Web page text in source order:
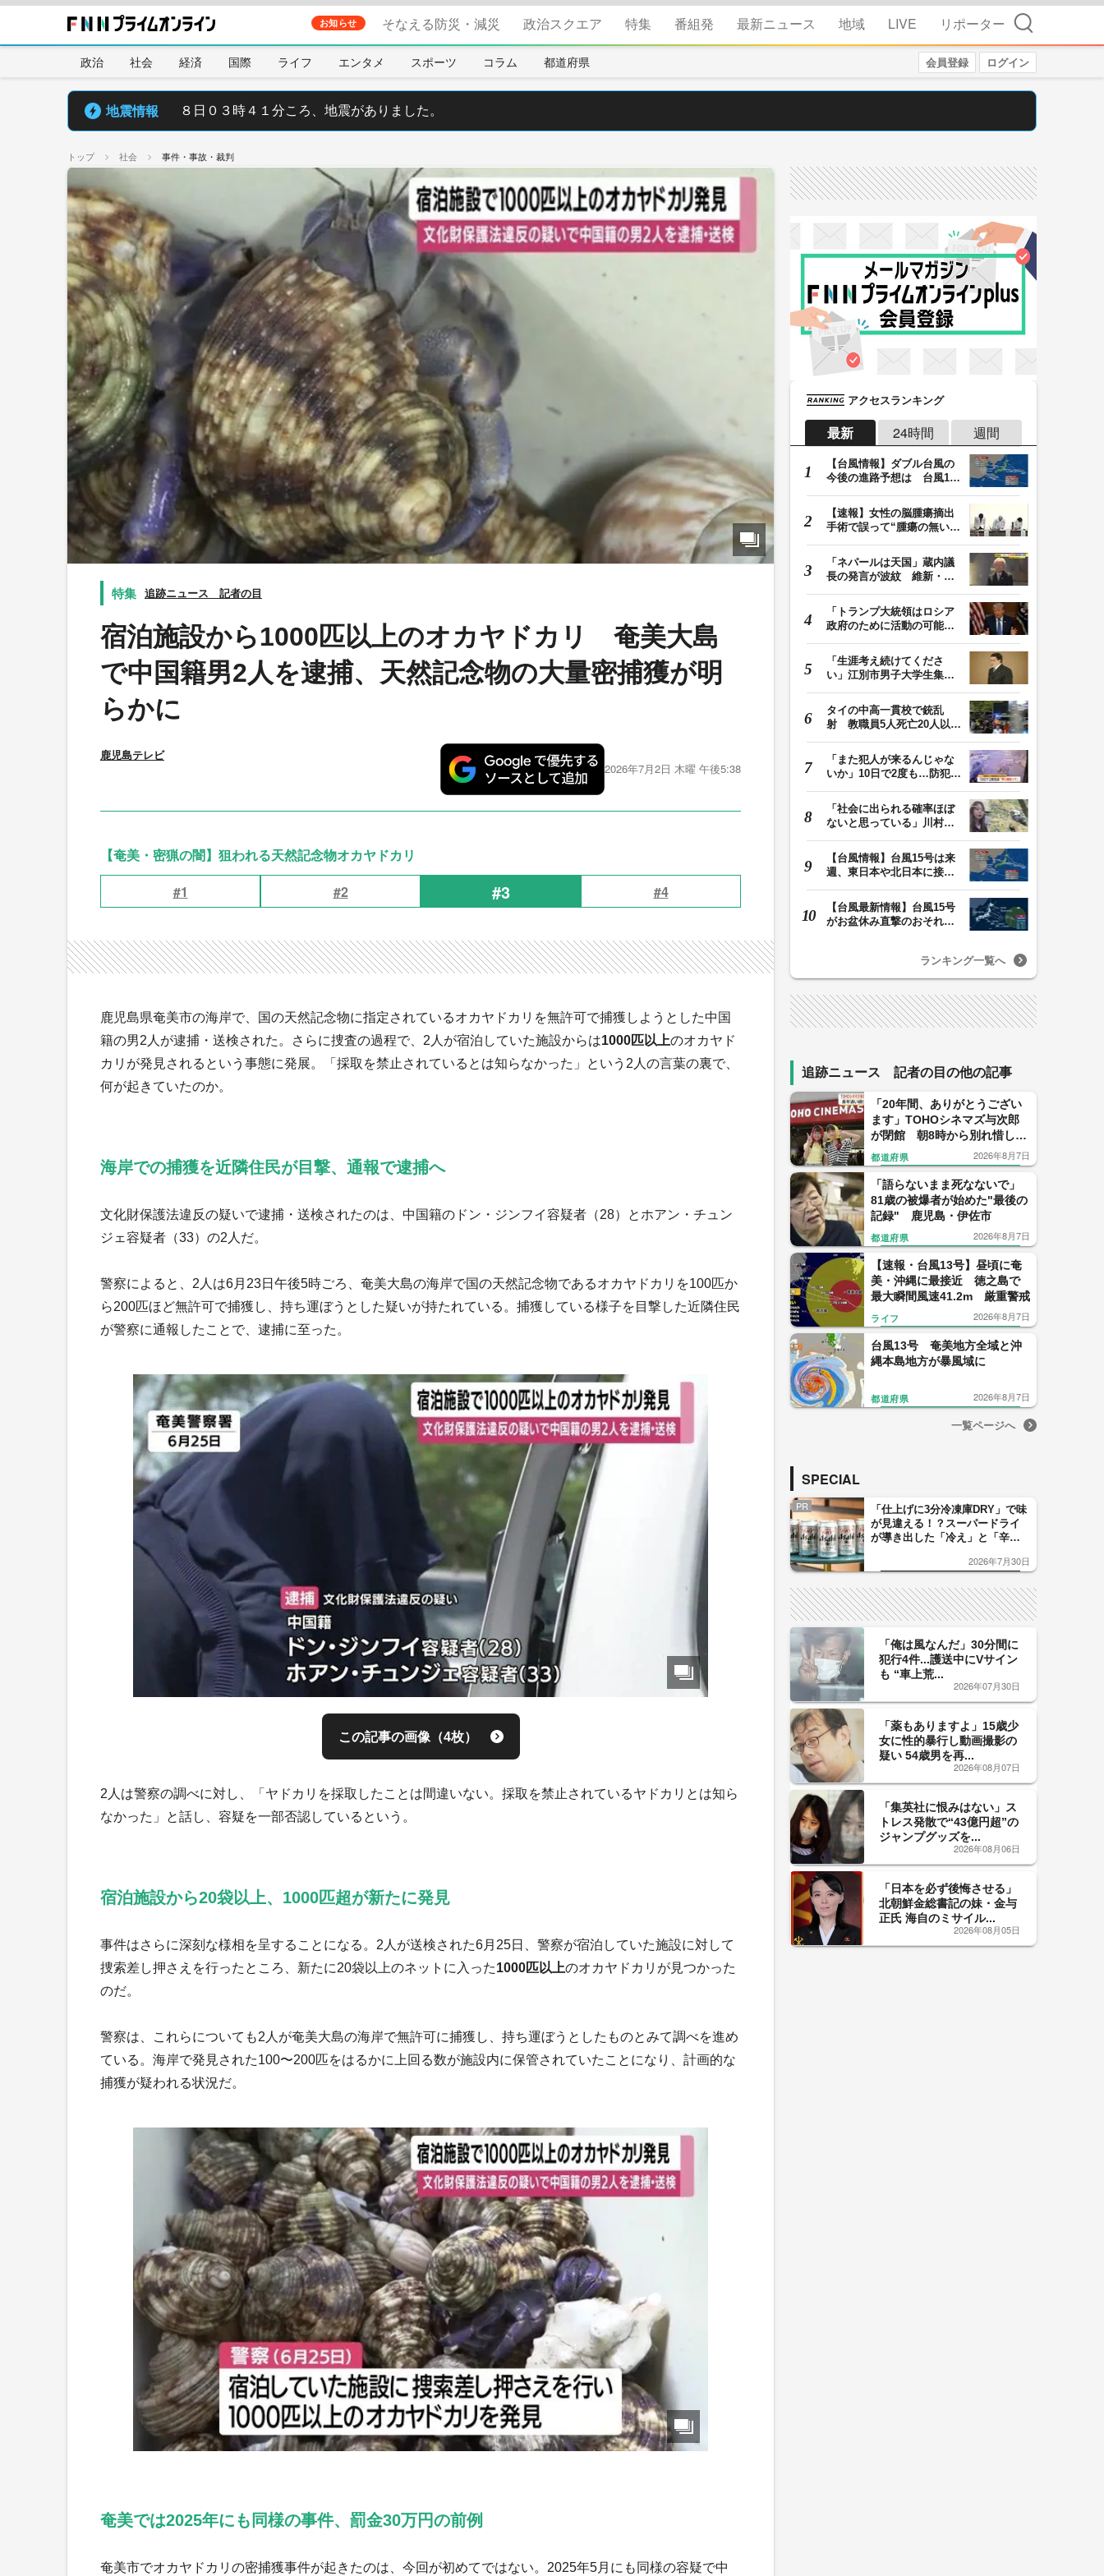
お知らせ そなえる防災・減災 政治スクエア 特集 番組発 最新ニュース 地域 LIVE リポーター 検索
政治 社会 経済 国際 ライフ エンタメ スポーツ コラム 都道府県 会員登録 ログイン
地震情報 ８日０３時４１分ころ、地震がありました。
トップ 社会 事件・事故・裁判
追跡ニュース 記者の目
宿泊施設から1000匹以上のオカヤドカリ 奄美大島
で中国籍男2人を逮捕、天然記念物の大量密捕獲が明
らかに
鹿児島テレビ
2026年7月2日 木曜 午後5:38
【奄美・密猟の闇】狙われる天然記念物オカヤドカリ
#1
#2 #3 #4
鹿児島県奄美市の海岸で、国の天然記念物に指定されているオカヤドカリを無許可で捕獲しようとした中国
籍の男2人が逮捕・送検された。さらに捜査の過程で、2人が宿泊していた施設からは1000匹以上のオカヤド
カリが発見されるという事態に発展。「採取を禁止されているとは知らなかった」という2人の言葉の裏で、
何が起きていたのか。
海岸での捕獲を近隣住民が目撃、通報で逮捕へ
文化財保護法違反の疑いで逮捕・送検されたのは、中国籍のドン・ジンフイ容疑者（28）とホアン・チュン
ジェ容疑者（33）の2人だ。
警察によると、2人は6月23日午後5時ごろ、奄美大島の海岸で国の天然記念物であるオカヤドカリを100匹か
ら200匹ほど無許可で捕獲し、持ち運ぼうとした疑いが持たれている。捕獲している様子を目撃した近隣住民
が警察に通報したことで、逮捕に至った。
この記事の画像（4枚）
2人は警察の調べに対し、「ヤドカリを採取したことは間違いない。採取を禁止されているヤドカリとは知ら
なかった」と話し、容疑を一部否認しているという。
宿泊施設から20袋以上、1000匹超が新たに発見
事件はさらに深刻な様相を呈することになる。2人が送検された6月25日、警察が宿泊していた施設に対して
捜索差し押さえを行ったところ、新たに20袋以上のネットに入った1000匹以上のオカヤドカリが見つかった
のだ。
警察は、これらについても2人が奄美大島の海岸で無許可に捕獲し、持ち運ぼうとしたものとみて調べを進め
ている。海岸で発見された100〜200匹をはるかに上回る数が施設内に保管されていたことになり、計画的な
捕獲が疑われる状況だ。
奄美では2025年にも同様の事件、罰金30万円の前例
奄美市でオカヤドカリの密捕獲事件が起きたのは、今回が初めてではない。2025年5月にも同様の容疑で中
アクセスランキング
最新 24時間 週間
【台風情報】ダブル台風の
今後の進路予想は 台風13
【速報】女性の脳腫瘍摘出
手術で誤って“腫瘍の無い部
「ネパールは天国」蔵内議
長の発言が波紋 維新・吉
「トランプ大統領はロシア
政府のために活動の可能
「生涯考え続けてくださ
い」江別市男子大学生集団
タイの中高一貫校で銃乱
射 教職員5人死亡20人以上
「また犯人が来るんじゃな
いか」10日で2度も…防犯カ
「社会に出られる確率ほぼ
ないと思っている」川村葉
【台風情報】台風15号は来
週、東日本や北日本に接近
【台風最新情報】台風15号
がお盆休み直撃のおそれ
ランキング一覧へ
追跡ニュース 記者の目の他の記事
「20年間、ありがとうござい
ます」TOHOシネマズ与次郎
が閉館 朝8時から別れ惜しむ
ファンも【鹿児島】
都道府県 2026年8月7日
「語らないまま死なないで」
81歳の被爆者が始めた"最後の
記録" 鹿児島・伊佐市
都道府県 2026年8月7日
【速報・台風13号】昼頃に奄
美・沖縄に最接近 徳之島で
最大瞬間風速41.2m 厳重警戒
ライフ 2026年8月7日
台風13号 奄美地方全域と沖
縄本島地方が暴風域に
都道府県 2026年8月7日
一覧ページへ
SPECIAL
PR
「仕上げに3分冷凍庫DRY」で味
が見違える！？スーパードライ
が導き出した「冷え」と「辛
した「辛口カーブ」が飲み頃の
2026年7月30日
「俺は風なんだ」30分間に
犯行4件...護送中にVサイン
も “車上荒...
2026年07月30日
「薬もありますよ」15歳少
女に性的暴行し動画撮影の
疑い 54歳男を再...
2026年08月07日
「集英社に恨みはない」ス
トレス発散で“43億円超”の
ジャンプグッズを...
2026年08月06日
「日本を必ず後悔させる」
北朝鮮金総書記の妹・金与
正氏 海自のミサイル...
2026年08月05日